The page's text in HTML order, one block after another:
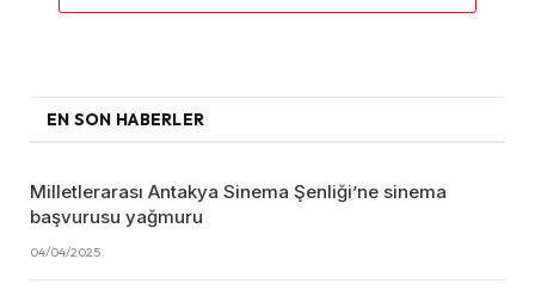
EN SON HABERLER
Milletlerarası Antakya Sinema Şenliği’ne sinema
başvurusu yağmuru
04/04/2025